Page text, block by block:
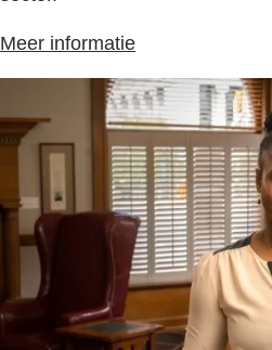
Meer informatie